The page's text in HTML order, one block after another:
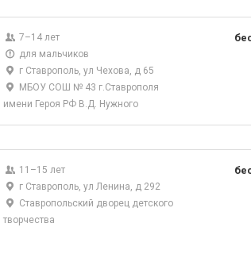
7–14 лет
для мальчиков
г Ставрополь, ул Чехова, д 65
МБОУ СОШ № 43 г.Ставрополя
имени Героя РФ В.Д. Нужного
11–15 лет
г Ставрополь, ул Ленина, д 292
Ставропольский дворец детского
творчества